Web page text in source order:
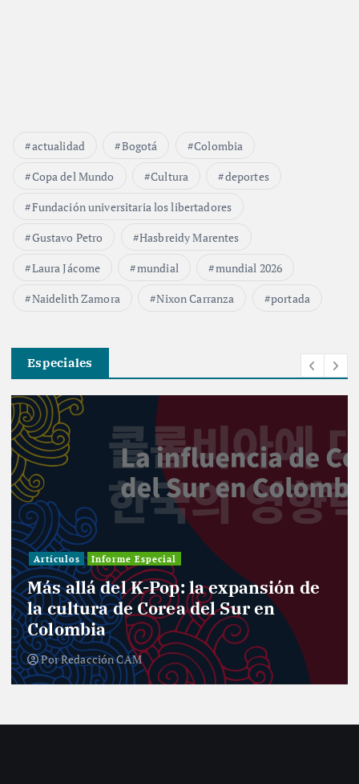
actualidad Bogotá
Colombia
Copa del Mundo
Cultura
deportes
Fundación universitaria los libertadores
Gustavo Petro
Hasbreidy Marentes
Laura Jácome
mundial
mundial 2026
Naidelith Zamora
Nixon Carranza portada
Especiales
Artículos Informe Especial
Más allá del K-Pop: la expansión de
la cultura de Corea del Sur en
Colombia
PorRedacción CAM